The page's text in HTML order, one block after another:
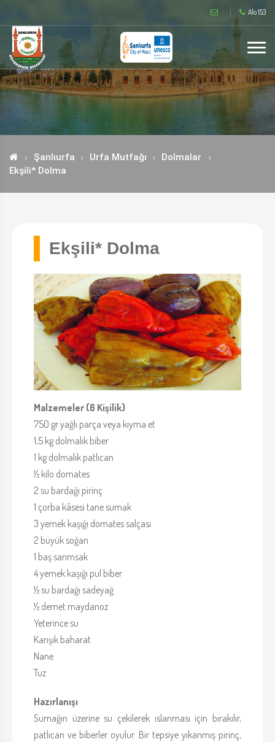
Alo 153
Şanlıurfa Urfa Mutfağı
Dolmalar
Ekşili* Dolma
Ekşili* Dolma
Malzemeler (6 Kişilik)
750 gr yağlı parça veya kıyma et
1,5 kg dolmalık biber
1 kg dolmalık patlıcan
½ kilo domates
2 su bardağı pirinç
1 çorba kâsesi tane sumak
3 yemek kaşığı domates salçası
2 büyük soğan
1 baş sarımsak
4 yemek kaşığı pul biber
½ su bardağı sadeyağ
½ demet maydanoz
Yeterince su
Karışık baharat
Nane
Tuz
Hazırlanışı
Sumağın üzerine su çekilerek ıslanması için bırakılır,
patlıcan ve biberler oyulur. Bir tepsiye yıkanmış pirinç,